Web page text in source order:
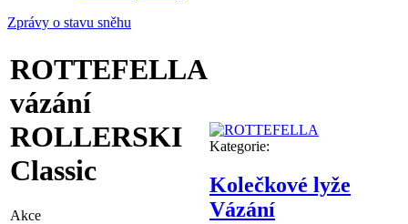
Zprávy o stavu sněhu
ROTTEFELLA
vázání
ROLLERSKI
Classic
Akce
Kategorie:
Kolečkové lyže
Vázání